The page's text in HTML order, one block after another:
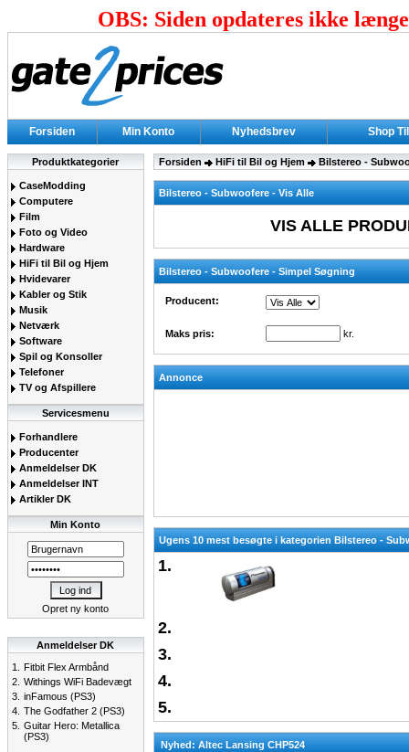
OBS: Siden opdateres ikke
Forsiden Min Konto Nyhedsbrev Shop
Produktkategorier
CaseModding
Computere
Film
Foto og Video
Hardware
HiFi til Bil og Hjem
Hvidevarer
Kabler og Stik
Musik
Netværk
Software
Spil og Konsoller
Telefoner
TV og Afspillere
Servicesmenu
Forhandlere
Producenter
Anmeldelser DK
Anmeldelser INT
Artikler DK
Min Konto
Opret ny konto
Anmeldelser DK
1.
Fitbit Flex Armbånd
2. Withings WiFi Badevægt
3. inFamous (PS3)
4. The Godfather 2 (PS3)
5. Guitar Hero: Metallica
(PS3)
Forsiden HiFi til Bil og Hjem Bilstereo -
Bilstereo - Subwoofere - Vis Alle
VIS ALLE
Bilstereo - Subwoofere - Simpel Søgning
Producent:
Maks pris: kr.
Annonce
Ugens 10 mest besøgte i kategorien Bilstereo -
1.
2.
3.
4.
5.
Nyhed: Altec Lansing CHP524